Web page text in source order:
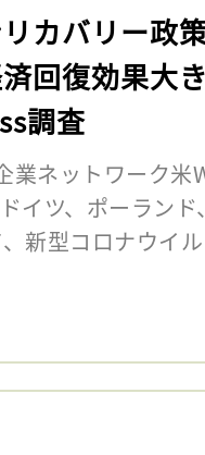
リカバリー政
回復効果大
調査
ネットワーク米
イツ、ポーラン
新型コロナウイ